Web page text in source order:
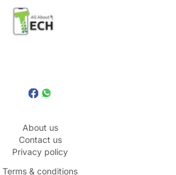
About us
Contact us
Privacy policy
Terms & conditions